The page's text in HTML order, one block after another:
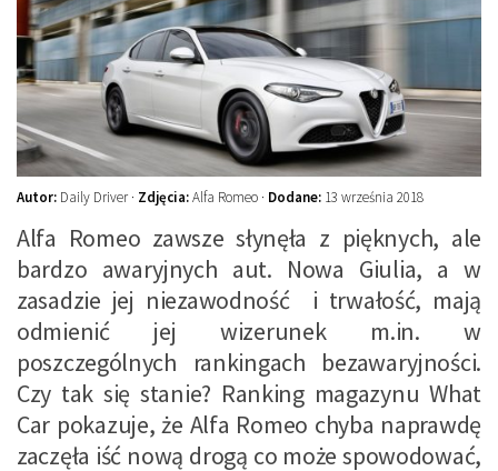
Przelicznik mocy
Auto z niemiec
Galerie
Autor: Daily Driver · Zdjęcia:Alfa Romeo · Dodane: 13 września 2018
Alfa Romeo zawsze słynęła z pięknych, ale
bardzo awaryjnych aut. Nowa Giulia, a w
zasadzie jej niezawodność i trwałość, mają
odmienić jej wizerunek m.in. w
poszczególnych rankingach bezawaryjności.
Czy tak się stanie? Ranking magazynu What
Car pokazuje, że Alfa Romeo chyba naprawdę
zaczęła iść nową drogą co może spowodować,